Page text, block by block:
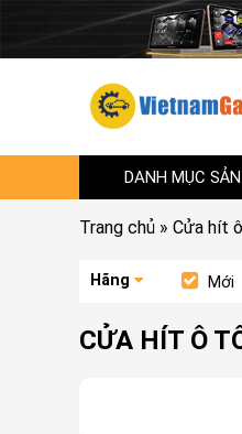
DANH MỤC
Trang chủ » Cửa hít
Hãng Mới
CỬA HÍT Ô